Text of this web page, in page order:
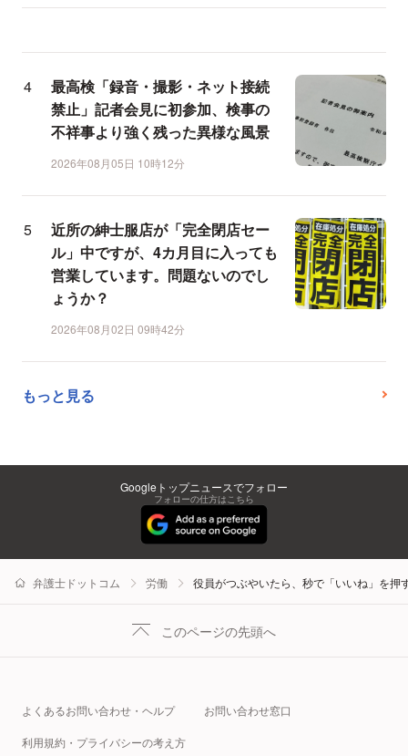
最高検「録音・撮影・ネット接続
禁止」記者会見に初参加、検事の
不祥事より強く残った異様な風景
2026年08月05日 10時12分
近所の紳士服店が「完全閉店セー
ル」中ですが、4カ月目に入っても
営業しています。問題ないのでし
ょうか？
2026年08月02日 09時42分
もっと見る
Googleトップニュースでフォロー
フォローの仕方はこちら
弁護士ドットコム 労働 役員がつぶやいたら、秒で「いいね」を
このページの先頭へ
よくあるお問い合わせ・ヘルプ お問い合わせ窓口
利用規約・プライバシーの考え方